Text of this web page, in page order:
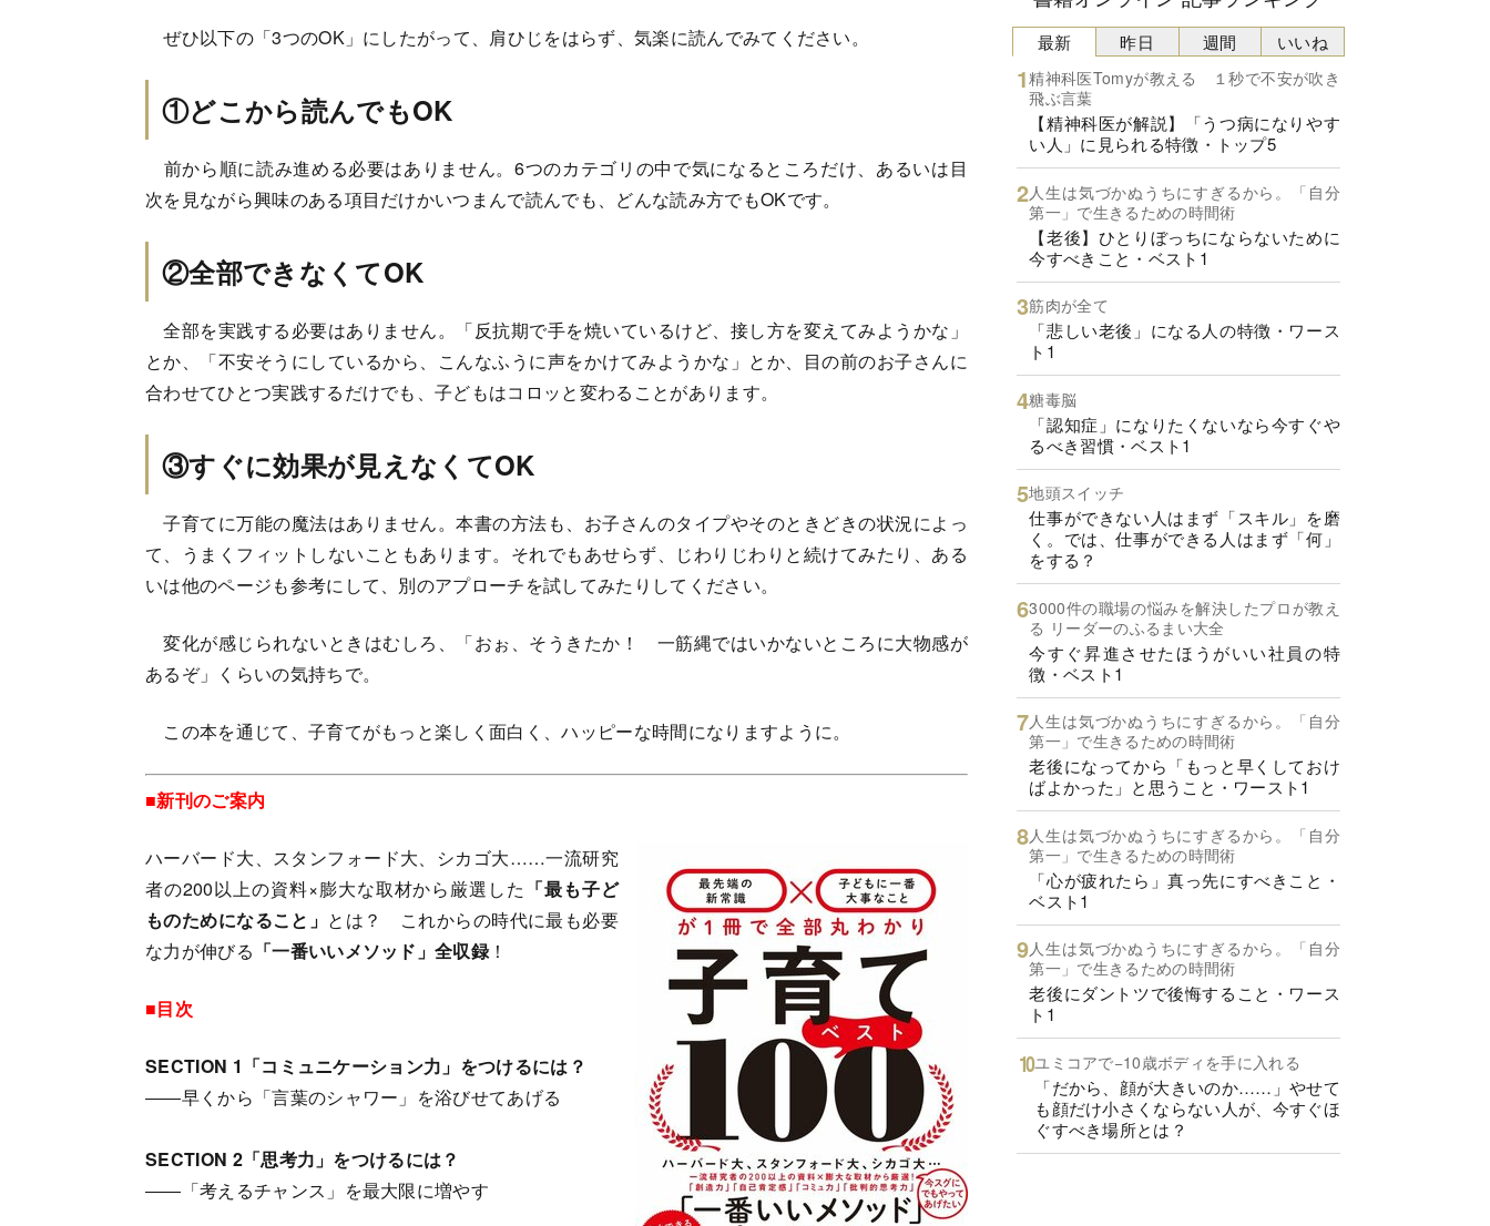
ぜひ以下の「3つのOK」にしたがって、肩ひじをはらず、気楽に読んでみてください。
①どこから読んでもOK
前から順に読み進める必要はありません。6つのカテゴリの中で気になるところだけ、あるいは目
次を見ながら興味のある項目だけかいつまんで読んでも、どんな読み方でもOKです。
②全部できなくてOK
全部を実践する必要はありません。「反抗期で手を焼いているけど、接し方を変えてみようかな」
とか、「不安そうにしているから、こんなふうに声をかけてみようかな」とか、目の前のお子さんに
合わせてひとつ実践するだけでも、子どもはコロッと変わることがあります。
③すぐに効果が見えなくてOK
子育てに万能の魔法はありません。本書の方法も、お子さんのタイプやそのときどきの状況によっ
て、うまくフィットしないこともあります。それでもあせらず、じわりじわりと続けてみたり、ある
いは他のページも参考にして、別のアプローチを試してみたりしてください。
変化が感じられないときはむしろ、「おぉ、そうきたか！ 一筋縄ではいかないところに大物感が
あるぞ」くらいの気持ちで。
この本を通じて、子育てがもっと楽しく面白く、ハッピーな時間になりますように。
■新刊のご案内
ハーバード大、スタンフォード大、シカゴ大……一流研究
者の200以上の資料×膨大な取材から厳選した 「最も子ど
ものためになること」 とは？ これからの時代に最も必要
な力が伸びる 「一番いいメソッド」全収録！
■目次
SECTION 1「コミュニケーション力」をつけるには？
――早くから「言葉のシャワー」を浴びせてあげる
SECTION 2「思考力」をつけるには？
――「考えるチャンス」を最大限に増やす
最新
精神科医Tomyが教える １秒で不安が吹き
飛ぶ言葉
【精神科医が解説】「うつ病になりやす
い人」に見られる特徴・トップ5
人生は気づかぬうちにすぎるから。「自分
第一」で生きるための時間術
【老後】ひとりぼっちにならないために
今すべきこと・ベスト1
筋肉が全て
「悲しい老後」になる人の特徴・ワース
ト1
糖毒脳
「認知症」になりたくないなら今すぐや
るべき習慣・ベスト1
地頭スイッチ
仕事ができない人はまず「スキル」を磨
く。では、仕事ができる人はまず「何」
をする？
3000件の職場の悩みを解決したプロが教え
る リーダーのふるまい大全
今すぐ昇進させたほうがいい社員の特
徴・ベスト1
人生は気づかぬうちにすぎるから。「自分
第一」で生きるための時間術
老後になってから「もっと早くしておけ
ばよかった」と思うこと・ワースト1
人生は気づかぬうちにすぎるから。「自分
第一」で生きるための時間術
「心が疲れたら」真っ先にすべきこと・
ベスト1
人生は気づかぬうちにすぎるから。「自分
第一」で生きるための時間術
老後にダントツで後悔すること・ワース
ト1
ユミコアで−10歳ボディを手に入れる
「だから、顔が大きいのか……」やせて
も顔だけ小さくならない人が、今すぐほ
ぐすべき場所とは？
昨日 週間 いいね